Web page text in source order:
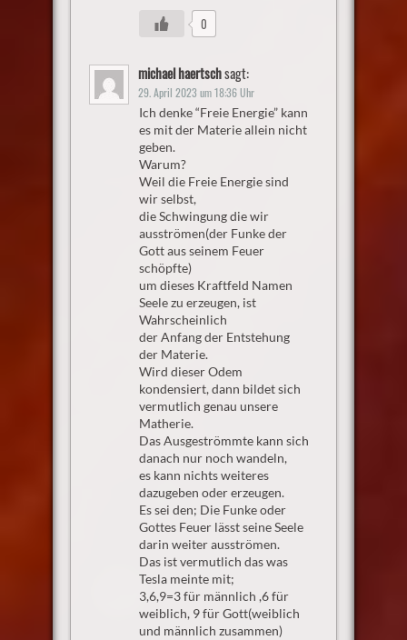
0
michael haertschsagt:
29. April 2023 um 18:36 Uhr
Ich denke “Freie Energie” kann
es mit der Materie allein nicht
geben.
Warum?
Weil die Freie Energie sind
wir selbst,
die Schwingung die wir
ausströmen(der Funke der
Gott aus seinem Feuer
schöpfte)
um dieses Kraftfeld Namen
Seele zu erzeugen, ist
Wahrscheinlich
der Anfang der Entstehung
der Materie.
Wird dieser Odem
kondensiert, dann bildet sich
vermutlich genau unsere
Matherie.
Das Ausgeströmmte kann sich
danach nur noch wandeln,
es kann nichts weiteres
dazugeben oder erzeugen.
Es sei den; Die Funke oder
Gottes Feuer lässt seine Seele
darin weiter ausströmen.
Das ist vermutlich das was
Tesla meinte mit;
3,6,9=3 für männlich ,6 für
weiblich, 9 für Gott(weiblich
und männlich zusammen)